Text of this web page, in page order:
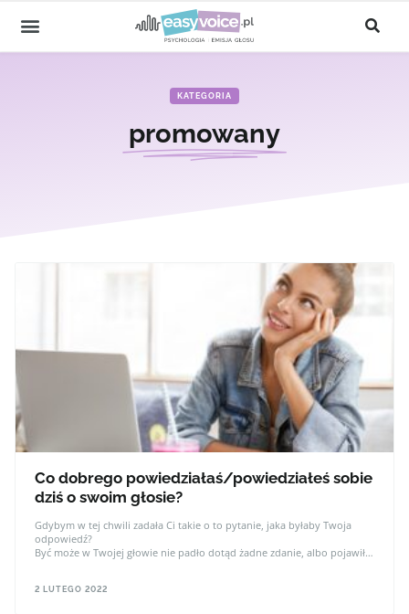
KATEGORIA
promowany
Co dobrego powiedziałaś/powiedziałeś sobie
dziś o swoim głosie?
Gdybym w tej chwili zadała Ci takie o to pytanie, jaka byłaby Twoja
odpowiedź?
Być może w Twojej głowie nie padło dotąd żadne zdanie, albo pojawiło
2 LUTEGO 2022